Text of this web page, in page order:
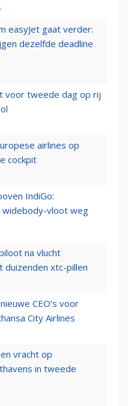
easyJet gaat verder:
dezelfde deadline
voor tweede dag op rij
airlines op
cockpit
IndiGo:
vloot weg
na vlucht
duizenden xtc-pillen
CEO’s voor
City Airlines
vracht op
in tweede